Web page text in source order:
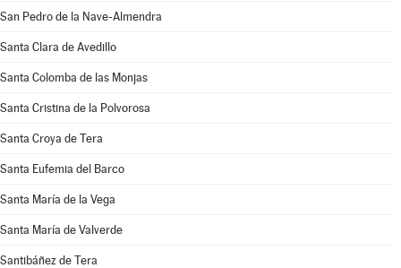
San Pedro de la Nave-Almendra
Santa Clara de Avedillo
Santa Colomba de las Monjas
Santa Cristina de la Polvorosa
Santa Croya de Tera
Santa Eufemia del Barco
Santa María de la Vega
Santa María de Valverde
Santibáñez de Tera